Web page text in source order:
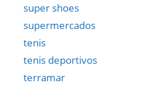
super shoes
supermercados
tenis
tenis deportivos
terramar